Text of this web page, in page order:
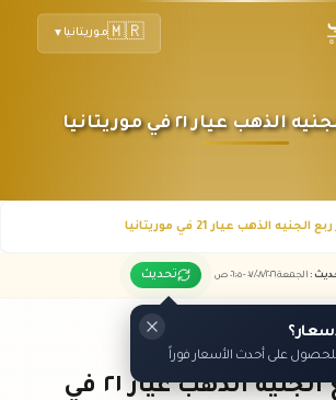
🇲🇷موريتانيا ▼
عيار ٢١ في موريتانيا
الذهب عيار 21 في موريتانيا
: الجمعة ٠٧ /٠٨/٢٠٢٦ - ٠٦:٠٥ ص تحديث
على أحدث الأسعار فوراً
سعر ربع الجنيه الذهب عيار ٢١ في